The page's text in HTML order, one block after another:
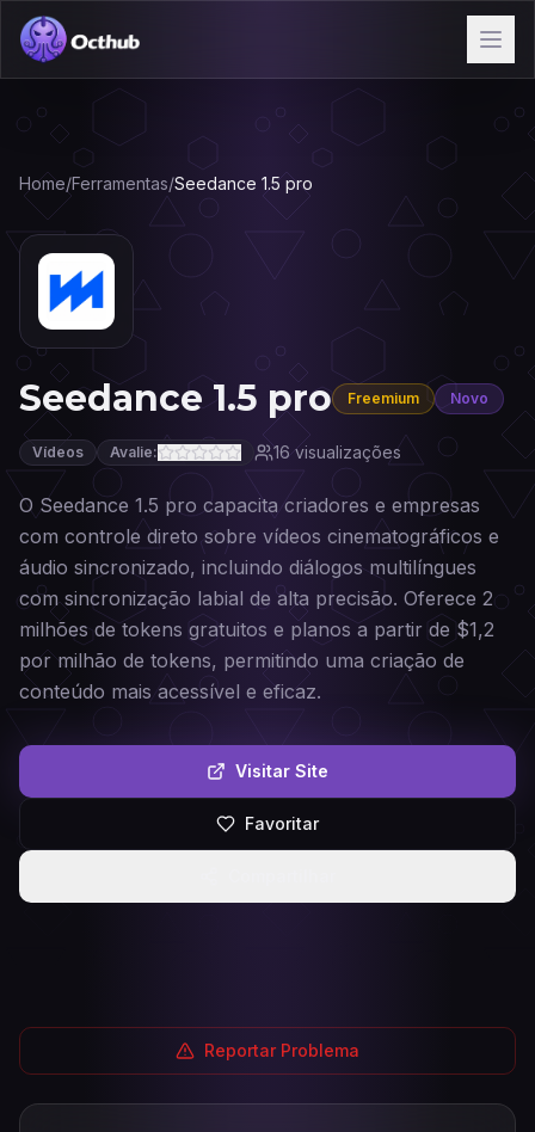
Home/Ferramentas/Seedance 1.5 pro
Seedance 1.5 pro Freemium Novo
Vídeos Avalie: 16visualizações
O Seedance 1.5 pro capacita criadores e empresas
com controle direto sobre vídeos cinematográficos e
áudio sincronizado, incluindo diálogos multilíngues
com sincronização labial de alta precisão. Oferece 2
milhões de tokens gratuitos e planos a partir de $1,2
por milhão de tokens, permitindo uma criação de
conteúdo mais acessível e eficaz.
Visitar Site
Favoritar
Reportar Problema